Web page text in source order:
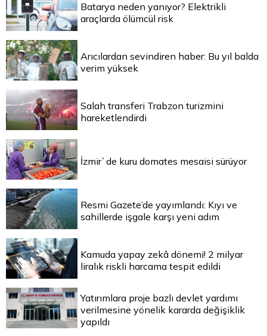
Batarya neden yanıyor? Elektrikli
araçlarda ölümcül risk
Arıcılardan sevindiren haber: Bu yıl balda
verim yüksek
Salah transferi Trabzon turizmini
hareketlendirdi
İzmir`de kuru domates mesaisi sürüyor
Resmi Gazete’de yayımlandı: Kıyı ve
sahillerde işgale karşı yeni adım
Kamuda yapay zekâ dönemi! 2 milyar
liralık riskli harcama tespit edildi
Yatırımlara proje bazlı devlet yardımı
verilmesine yönelik kararda değişiklik
yapıldı